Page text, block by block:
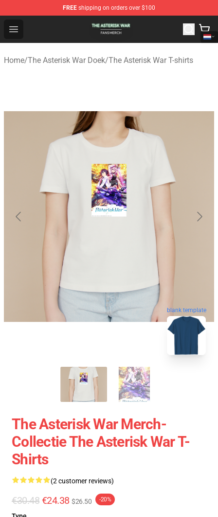
FREE shipping on orders over $100
Open menu
The Asterisk War Shop - Official The Asterisk War
Home/The Asterisk War Doek/The Asterisk War T-shirts
blank template
The Asterisk War Merch-
Collectie The Asterisk War T-
Shirts
(2 customer reviews)
€30.48 €24.38 $26.50 -20%